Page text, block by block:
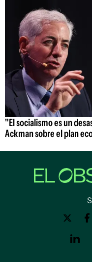
"El socialismo es un
Ackman sobre el plan